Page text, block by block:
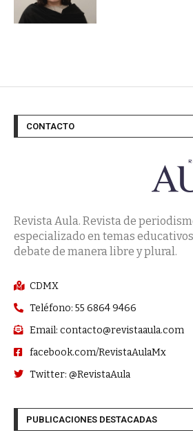
CONTACTO
Revista Aula. Revista de
especializado en temas
debate de manera libre y plural.
CDMX
Teléfono: 55 6864 9466
Email: contacto@revistaaula.com
facebook.com/RevistaAulaMx
Twitter: @RevistaAula
PUBLICACIONES DESTACADAS